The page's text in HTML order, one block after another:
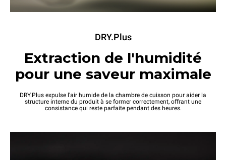
DRY.Plus
Extraction de l'humidité
pour une saveur maximale
DRY.Plus expulse l’air humide de la chambre de cuisson pour aider la
structure interne du produit à se former correctement, offrant une
consistance qui reste parfaite pendant des heures.